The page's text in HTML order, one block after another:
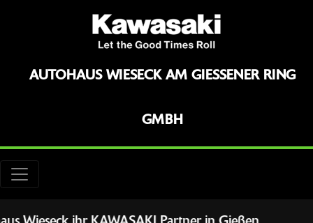
AUTOHAUS WIESECK AM GIESSENER RING G
MBH